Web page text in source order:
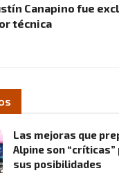
Canapino fue
técnica
Las mejoras que
Alpine son “críticas”
sus posibilidades